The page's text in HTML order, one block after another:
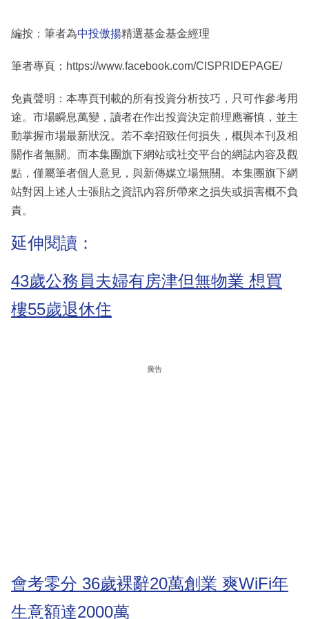
編按：筆者為中投傲揚精選基金基金經理
筆者專頁：https://www.facebook.com/CISPRIDEPAGE/
免責聲明：本專頁刊載的所有投資分析技巧，只可作參考用
途。市場瞬息萬變，讀者在作出投資決定前理應審慎，並主
動掌握市場最新狀況。若不幸招致任何損失，概與本刊及相
關作者無關。而本集團旗下網站或社交平台的網誌內容及觀
點，僅屬筆者個人意見，與新傳媒立場無關。本集團旗下網
站對因上述人士張貼之資訊內容所帶來之損失或損害概不負
責。
延伸閱讀：
43歲公務員夫婦有房津但無物業 想買
樓55歲退休住
廣告
會考零分 36歲裸辭20萬創業 爽WiFi年
生意額達2000萬